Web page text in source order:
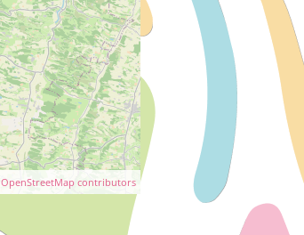
OpenStreetMap contributors